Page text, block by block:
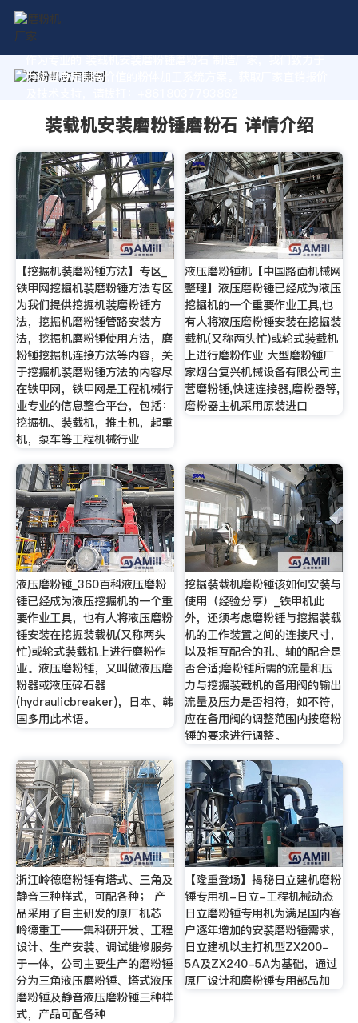
作为专业的 装载机安装磨粉锤磨粉石 制造厂家，我们致力于
为您量身定制高价值的粉体加工系统方案。获取厂家直销报价
装载机安装磨粉锤磨粉石 详情介绍
【挖掘机装磨粉锤方法】专区_
铁甲网挖掘机装磨粉锤方法专区
为我们提供挖掘机装磨粉锤方
法，挖掘机磨粉锤管路安装方
法，挖掘机磨粉锤使用方法，磨
粉锤挖掘机连接方法等内容，关
于挖掘机装磨粉锤方法的内容尽
在铁甲网，铁甲网是工程机械行
业专业的信息整合平台，包括：
挖掘机、装载机，推土机，起重
机，泵车等工程机械行业
液压磨粉锤机【中国路面机械网
整理】液压磨粉锤已经成为液压
挖掘机的一个重要作业工具,也
有人将液压磨粉锤安装在挖掘装
载机(又称两头忙)或轮式装载机
上进行磨粉作业 大型磨粉锤厂
家烟台复兴机械设备有限公司主
营磨粉锤,快速连接器,磨粉器等,
磨粉器主机采用原装进口
液压磨粉锤_360百科液压磨粉
锤已经成为液压挖掘机的一个重
要作业工具，也有人将液压磨粉
锤安装在挖掘装载机(又称两头
忙)或轮式装载机上进行磨粉作
业。液压磨粉锤，又叫做液压磨
粉器或液压碎石器
(hydraulicbreaker)，日本、韩
国多用此术语。
挖掘装载机磨粉锤该如何安装与
使用（经验分享）_铁甲机此
外，还须考虑磨粉锤与挖掘装载
机的工作装置之间的连接尺寸，
以及相互配合的孔、轴的配合是
否合适;磨粉锤所需的流量和压
力与挖掘装载机的备用阀的输出
流量及压力是否相符，如不符，
应在备用阀的调整范围内按磨粉
锤的要求进行调整。
浙江岭德磨粉锤有塔式、三角及
静音三种样式，可配各种； 产
品采用了自主研发的原厂机芯
岭德重工——集科研开发、工程
设计、生产安装、调试维修服务
于一体，公司主要生产的磨粉锤
分为三角液压磨粉锤、塔式液压
磨粉锤及静音液压磨粉锤三种样
式，产品可配各种
【隆重登场】揭秘日立建机磨粉
锤专用机-日立-工程机械动态
日立磨粉锤专用机为满足国内客
户逐年增加的安装磨粉锤需求，
日立建机以主打机型ZX200-
5A及ZX240-5A为基础，通过
原厂设计和磨粉锤专用部品加